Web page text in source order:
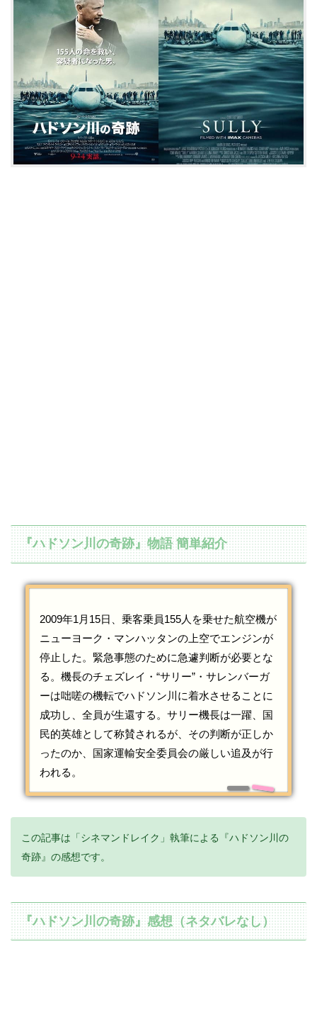
『ハドソン川の奇跡』物語 簡単紹介
2009年1月15日、乗客乗員155人を乗せた航空機が
ニューヨーク・マンハッタンの上空でエンジンが
停止した。緊急事態のために急遽判断が必要とな
る。機長のチェズレイ・“サリー”・サレンバーガ
ーは咄嗟の機転でハドソン川に着水させることに
成功し、全員が生還する。サリー機長は一躍、国
民的英雄として称賛されるが、その判断が正しか
ったのか、国家運輸安全委員会の厳しい追及が行
われる。
この記事は「シネマンドレイク」執筆による『ハドソン川の
奇跡』の感想です。
『ハドソン川の奇跡』感想（ネタバレなし）